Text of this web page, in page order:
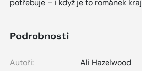
potřebuje – i když je to románek
Podrobnosti
Autoři:
Ali Hazelwood